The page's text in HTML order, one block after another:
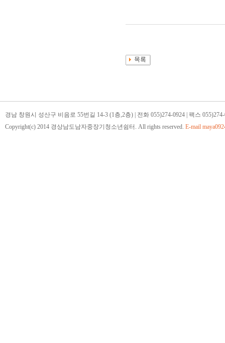
경남 창원시 성산구 비음로 55번길 14-3 (1층,2층) | 전화 055)274-0924 | 팩스
Copyright(c) 2014 경상남도남자중장기청소년쉼터. All rights reserved. E-mail